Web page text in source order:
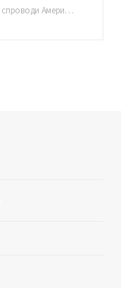
Пројекат који спроводи Америчка привредна комора уз подршку компаније Philip Morris International, са циљем повезивања…